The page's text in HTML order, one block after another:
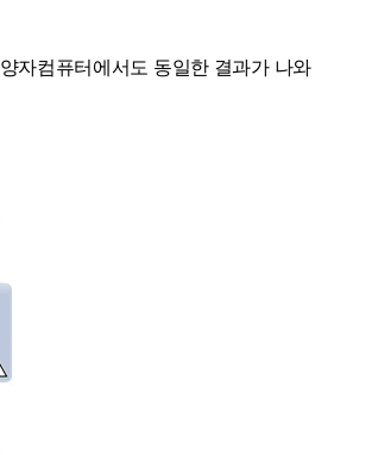
양자컴퓨터에서도 동일한 결과가 나와